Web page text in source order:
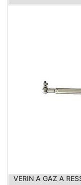
VERIN A GAZ A